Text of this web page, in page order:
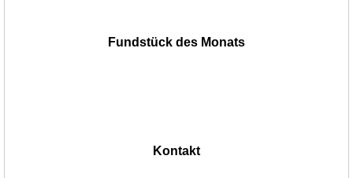
Fundstück des Monats
Kontakt